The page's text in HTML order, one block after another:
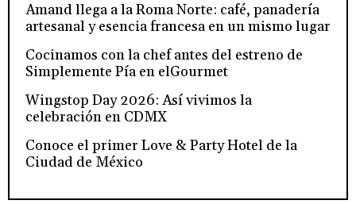
Amand llega a la Roma Norte: café, panadería
artesanal y esencia francesa en un mismo lugar
Cocinamos con la chef antes del estreno de
Simplemente Pía en elGourmet
Wingstop Day 2026: Así vivimos la
celebración en CDMX
Conoce el primer Love & Party Hotel de la
Ciudad de México